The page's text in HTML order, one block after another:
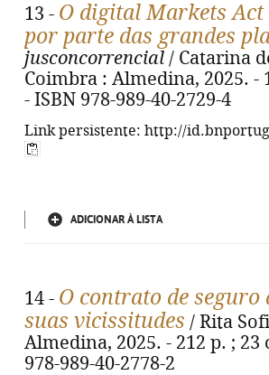
13 - O digital Markets Act
por parte das grandes
jusconcorrencial / Catarina
Coimbra : Almedina, 2025. -
- ISBN 978-989-40-2729-4
Link persistente: http://
ADICIONAR À LISTA
14 - O contrato de seguro
suas vicissitudes / Rita
Almedina, 2025. - 212 p. ;
978-989-40-2778-2